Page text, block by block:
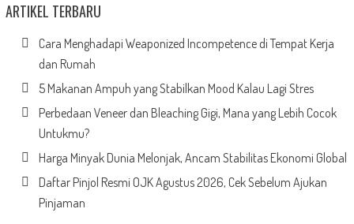
ARTIKEL TERBARU
Cara Menghadapi Weaponized Incompetence di Tempat Kerja
dan Rumah
5 Makanan Ampuh yang Stabilkan Mood Kalau Lagi Stres
Perbedaan Veneer dan Bleaching Gigi, Mana yang Lebih Cocok
Untukmu?
Harga Minyak Dunia Melonjak, Ancam Stabilitas Ekonomi Global
Daftar Pinjol Resmi OJK Agustus 2026, Cek Sebelum Ajukan
Pinjaman